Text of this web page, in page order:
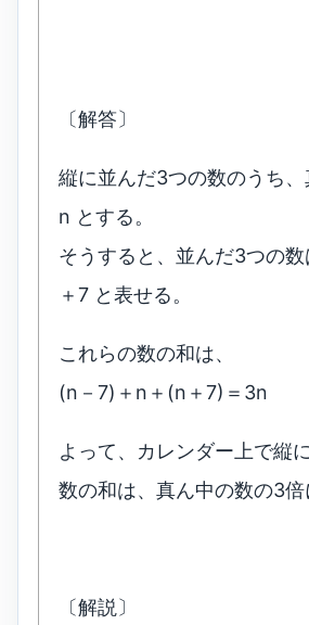
〔解答〕
縦に並んだ3つの数のうち
n とする。
そうすると、並んだ3つの
＋7 と表せる。
これらの数の和は、
(n－7)＋n＋(n＋7)＝3n
よって、カレンダー上で縦
数の和は、真ん中の数の3倍
〔解説〕